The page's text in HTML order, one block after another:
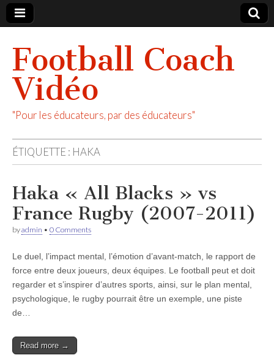
Football Coach
Vidéo
"Pour les éducateurs, par des éducateurs"
ÉTIQUETTE : HAKA
Haka « All Blacks » vs
France Rugby (2007-2011)
byadmin • 0 Comments
Le duel, l’impact mental, l’émotion d’avant-match, le rapport de
force entre deux joueurs, deux équipes. Le football peut et doit
regarder et s’inspirer d’autres sports, ainsi, sur le plan mental,
psychologique, le rugby pourrait être un exemple, une piste
de…
Read more →